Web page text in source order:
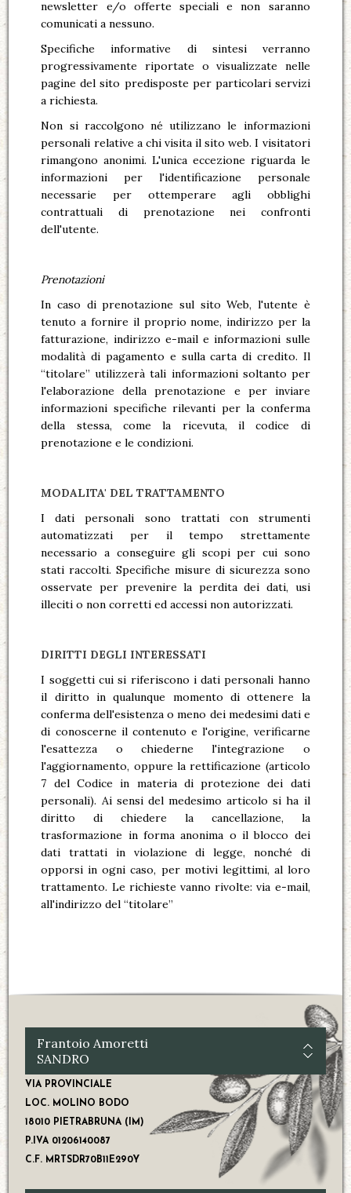
newsletter e/o offerte speciali e non saranno
comunicati a nessuno.
Specifiche informative di sintesi verranno
progressivamente riportate o visualizzate nelle
pagine del sito predisposte per particolari servizi
a richiesta.
Non si raccolgono né utilizzano le informazioni
personali relative a chi visita il sito web. I visitatori
rimangono anonimi. L'unica eccezione riguarda le
informazioni per l'identificazione personale
necessarie per ottemperare agli obblighi
contrattuali di prenotazione nei confronti
dell'utente.
Prenotazioni
In caso di prenotazione sul sito Web, l'utente è
tenuto a fornire il proprio nome, indirizzo per la
fatturazione, indirizzo e-mail e informazioni sulle
modalità di pagamento e sulla carta di credito. Il
“titolare” utilizzerà tali informazioni soltanto per
l'elaborazione della prenotazione e per inviare
informazioni specifiche rilevanti per la conferma
della stessa, come la ricevuta, il codice di
prenotazione e le condizioni.
MODALITA' DEL TRATTAMENTO
I dati personali sono trattati con strumenti
automatizzati per il tempo strettamente
necessario a conseguire gli scopi per cui sono
stati raccolti. Specifiche misure di sicurezza sono
osservate per prevenire la perdita dei dati, usi
illeciti o non corretti ed accessi non autorizzati.
DIRITTI DEGLI INTERESSATI
I soggetti cui si riferiscono i dati personali hanno
il diritto in qualunque momento di ottenere la
conferma dell'esistenza o meno dei medesimi dati e
di conoscerne il contenuto e l'origine, verificarne
l'esattezza o chiederne l'integrazione o
l'aggiornamento, oppure la rettificazione (articolo
7 del Codice in materia di protezione dei dati
personali). Ai sensi del medesimo articolo si ha il
diritto di chiedere la cancellazione, la
trasformazione in forma anonima o il blocco dei
dati trattati in violazione di legge, nonché di
opporsi in ogni caso, per motivi legittimi, al loro
trattamento. Le richieste vanno rivolte: via e-mail,
all'indirizzo del “titolare”
Frantoio Amoretti
SANDRO
VIA PROVINCIALE
LOC. MOLINO BODO
18010 PIETRABRUNA (IM)
P.IVA 01206140087
C.F. MRTSDR70B11E290Y